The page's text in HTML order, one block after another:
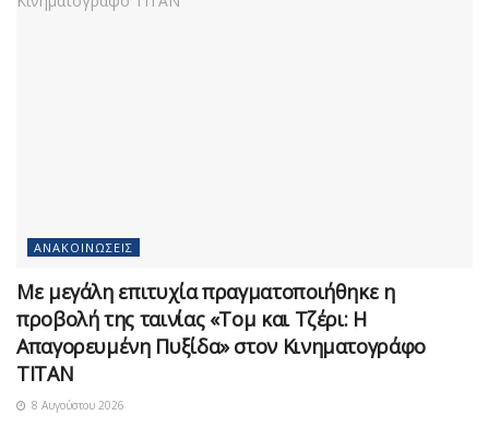
ΑΝΑΚΟΙΝΏΣΕΙΣ
Με μεγάλη επιτυχία πραγματοποιήθηκε η
προβολή της ταινίας «Τομ και Τζέρι: Η
Απαγορευμένη Πυξίδα» στον Κινηματογράφο
ΤΙΤΑΝ
8 Αυγούστου 2026